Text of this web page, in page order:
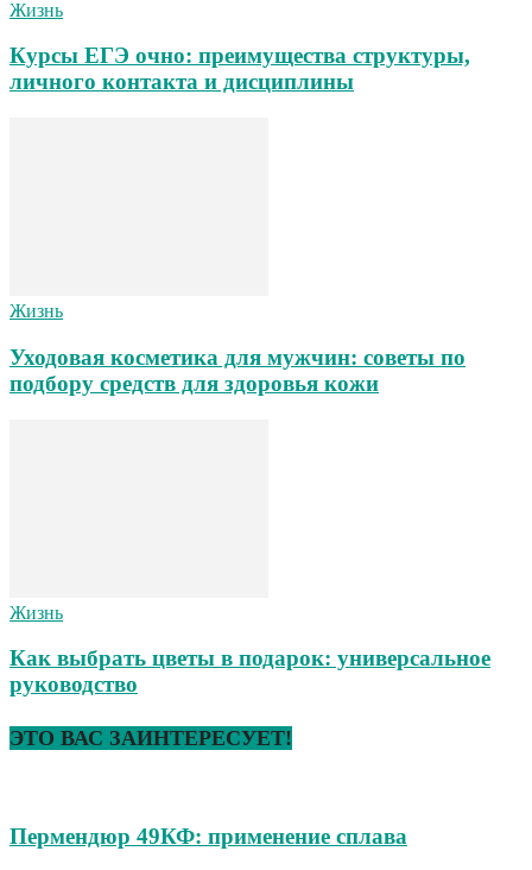
Жизнь
Курсы ЕГЭ очно: преимущества структуры,
личного контакта и дисциплины
Жизнь
Уходовая косметика для мужчин: советы по
подбору средств для здоровья кожи
Жизнь
Как выбрать цветы в подарок: универсальное
руководство
ЭТО ВАС ЗАИНТЕРЕСУЕТ!
Пермендюр 49КФ: применение сплава